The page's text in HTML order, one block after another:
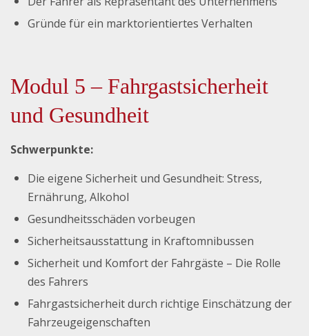
Gründe für ein marktorientiertes Verhalten
Modul 5 – Fahrgastsicherheit
und Gesundheit
Schwerpunkte:
Die eigene Sicherheit und Gesundheit: Stress,
Ernährung, Alkohol
Gesundheitsschäden vorbeugen
Sicherheitsausstattung in Kraftomnibussen
Sicherheit und Komfort der Fahrgäste – Die Rolle
des Fahrers
Fahrgastsicherheit durch richtige Einschätzung der
Fahrzeugeigenschaften